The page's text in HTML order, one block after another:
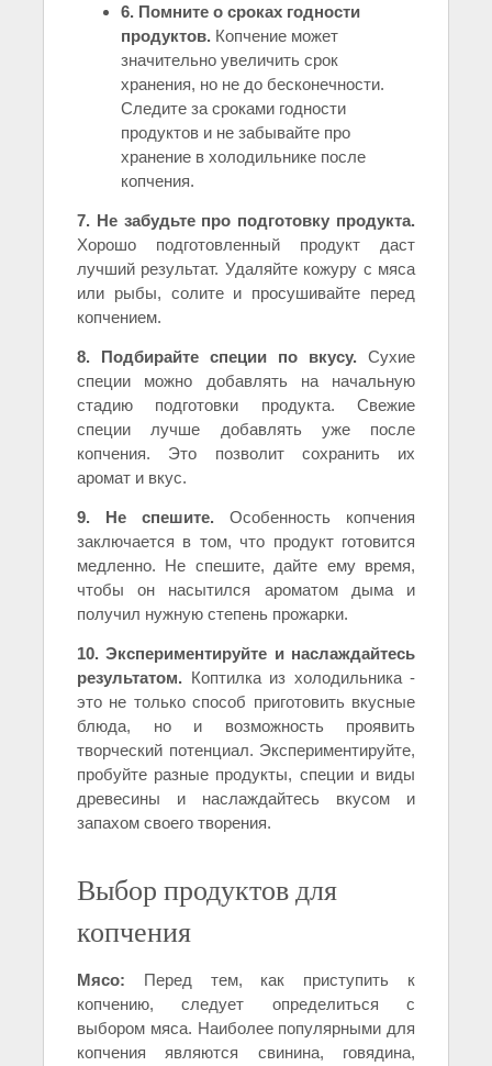
6. Помните о сроках годности
продуктов. Копчение может
значительно увеличить срок
хранения, но не до бесконечности.
Следите за сроками годности
продуктов и не забывайте про
хранение в холодильнике после
копчения.
7. Не забудьте про подготовку продукта.
Хорошо подготовленный продукт даст
лучший результат. Удаляйте кожуру с мяса
или рыбы, солите и просушивайте перед
копчением.
8. Подбирайте специи по вкусу. Сухие
специи можно добавлять на начальную
стадию подготовки продукта. Свежие
специи лучше добавлять уже после
копчения. Это позволит сохранить их
аромат и вкус.
9. Не спешите. Особенность копчения
заключается в том, что продукт готовится
медленно. Не спешите, дайте ему время,
чтобы он насытился ароматом дыма и
получил нужную степень прожарки.
10. Экспериментируйте и наслаждайтесь
результатом. Коптилка из холодильника -
это не только способ приготовить вкусные
блюда, но и возможность проявить
творческий потенциал. Экспериментируйте,
пробуйте разные продукты, специи и виды
древесины и наслаждайтесь вкусом и
запахом своего творения.
Выбор продуктов для
копчения
Мясо: Перед тем, как приступить к
копчению, следует определиться с
выбором мяса. Наиболее популярными для
копчения являются свинина, говядина,